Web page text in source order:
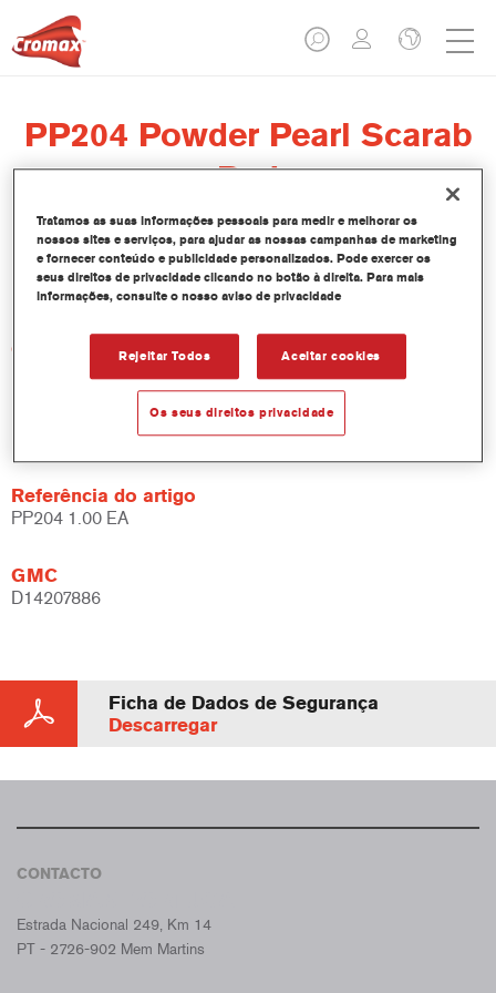
PP204 Powder Pearl Scarab
Red
PP204 EAXX POWDER PRL SCARAB RED 25GR
Características do produto
Product Variant
Referência do artigo
PP204 1.00 EA
GMC
D14207886
Ficha de Dados de Segurança
Descarregar
CONTACTO
Estrada Nacional 249, Km 14
PT - 2726-902 Mem Martins
Tratamos as suas informações pessoais para medir e melhorar os
nossos sites e serviços, para ajudar as nossas campanhas de marketing
e fornecer conteúdo e publicidade personalizados. Pode exercer os
seus direitos de privacidade clicando no botão à direita. Para mais
informações, consulte o nosso aviso de privacidade
Rejeitar Todos Aceitar cookies
Os seus direitos privacidade